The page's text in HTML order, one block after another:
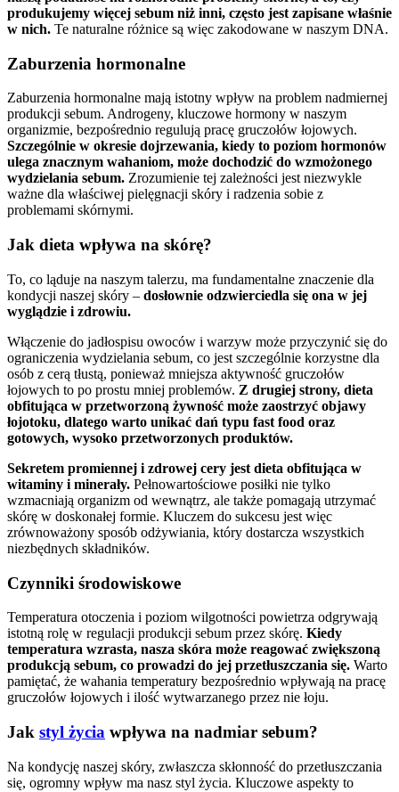
produkujemy więcej sebum niż inni, często jest zapisane właśnie
w nich. Te naturalne różnice są więc zakodowane w naszym DNA.
Zaburzenia hormonalne
Zaburzenia hormonalne mają istotny wpływ na problem nadmiernej
produkcji sebum. Androgeny, kluczowe hormony w naszym
organizmie, bezpośrednio regulują pracę gruczołów łojowych.
Szczególnie w okresie dojrzewania, kiedy to poziom hormonów
ulega znacznym wahaniom, może dochodzić do wzmożonego
wydzielania sebum. Zrozumienie tej zależności jest niezwykle
ważne dla właściwej pielęgnacji skóry i radzenia sobie z
problemami skórnymi.
Jak dieta wpływa na skórę?
To, co ląduje na naszym talerzu, ma fundamentalne znaczenie dla
kondycji naszej skóry – dosłownie odzwierciedla się ona w jej
wyglądzie i zdrowiu.
Włączenie do jadłospisu owoców i warzyw może przyczynić się do
ograniczenia wydzielania sebum, co jest szczególnie korzystne dla
osób z cerą tłustą, ponieważ mniejsza aktywność gruczołów
łojowych to po prostu mniej problemów. Z drugiej strony, dieta
obfitująca w przetworzoną żywność może zaostrzyć objawy
łojotoku, dlatego warto unikać dań typu fast food oraz
gotowych, wysoko przetworzonych produktów.
Sekretem promiennej i zdrowej cery jest dieta obfitująca w
witaminy i minerały. Pełnowartościowe posiłki nie tylko
wzmacniają organizm od wewnątrz, ale także pomagają utrzymać
skórę w doskonałej formie. Kluczem do sukcesu jest więc
zrównoważony sposób odżywiania, który dostarcza wszystkich
niezbędnych składników.
Czynniki środowiskowe
Temperatura otoczenia i poziom wilgotności powietrza odgrywają
istotną rolę w regulacji produkcji sebum przez skórę. Kiedy
temperatura wzrasta, nasza skóra może reagować zwiększoną
produkcją sebum, co prowadzi do jej przetłuszczania się. Warto
pamiętać, że wahania temperatury bezpośrednio wpływają na pracę
gruczołów łojowych i ilość wytwarzanego przez nie łoju.
Jak styl życia wpływa na nadmiar sebum?
Na kondycję naszej skóry, zwłaszcza skłonność do przetłuszczania
się, ogromny wpływ ma nasz styl życia. Kluczowe aspekty to